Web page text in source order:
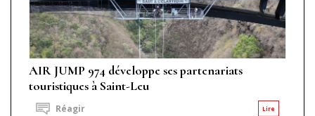
AIR JUMP 974 développe ses partenariats
touristiques à Saint-Leu
Lire
Réagir